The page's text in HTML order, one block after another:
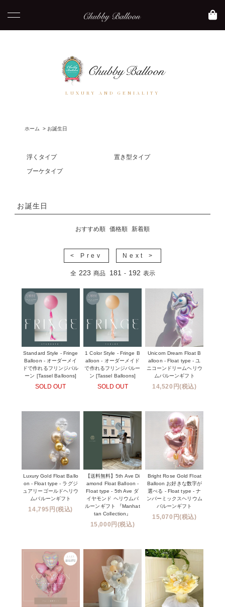
LUXURY AND GENIALITY
ホーム > お誕生日
浮くタイプ
置き型タイプ
ブーケタイプ
お誕生日
おすすめ順 価格順 新着順
< Prev Next >
全 223 商品 181 - 192 表示
Standard Style - Fringe
Balloon - オーダーメイ
ドで作れるフリンジバル
ーン [Tassel Balloons]
SOLD OUT
1 Color Style - Fringe B
alloon - オーダーメイド
で作れるフリンジバルー
ン [Tassel Balloons]
SOLD OUT
Unicorn Dream Float B
alloon - Float type - ユ
ニコーンドリームヘリウ
ムバルーンギフト
14,520円(税込)
Luxury Gold Float Ballo
on - Float type - ラグジ
ュアリーゴールドヘリウ
ムバルーンギフト
14,795円(税込)
【送料無料】5th Ave Di
amond Float Balloon -
Float type - 5th Ave ダ
イヤモンド ヘリウムバ
ルーンギフト 『Manhat
tan Collection』
15,000円(税込)
Bright Rose Gold Float
Balloon お好きな数字が
選べる - Float type - ナ
ンバーミックスヘリウム
バルーンギフト
15,070円(税込)